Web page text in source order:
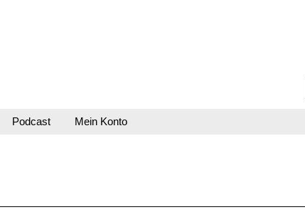
Podcast Mein Konto